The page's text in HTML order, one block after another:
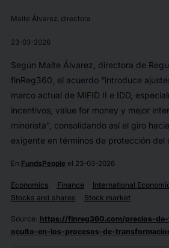
Maite Álvarez, directora
23-03-2026
Según Maite Álvarez, directora de
finReg360, el acuerdo “introduce
marco actual de MiFID II e IDD,
incentivos, value for money y mejor
minorista”, consolidando así el giro
exigente en términos de protección del
En FundsPeople el 23-03-2026
Economics Finance International
Stocks and shares
Stock market
Source: https://finreg360.com/precios-
oculto-en-los-procesos-de-